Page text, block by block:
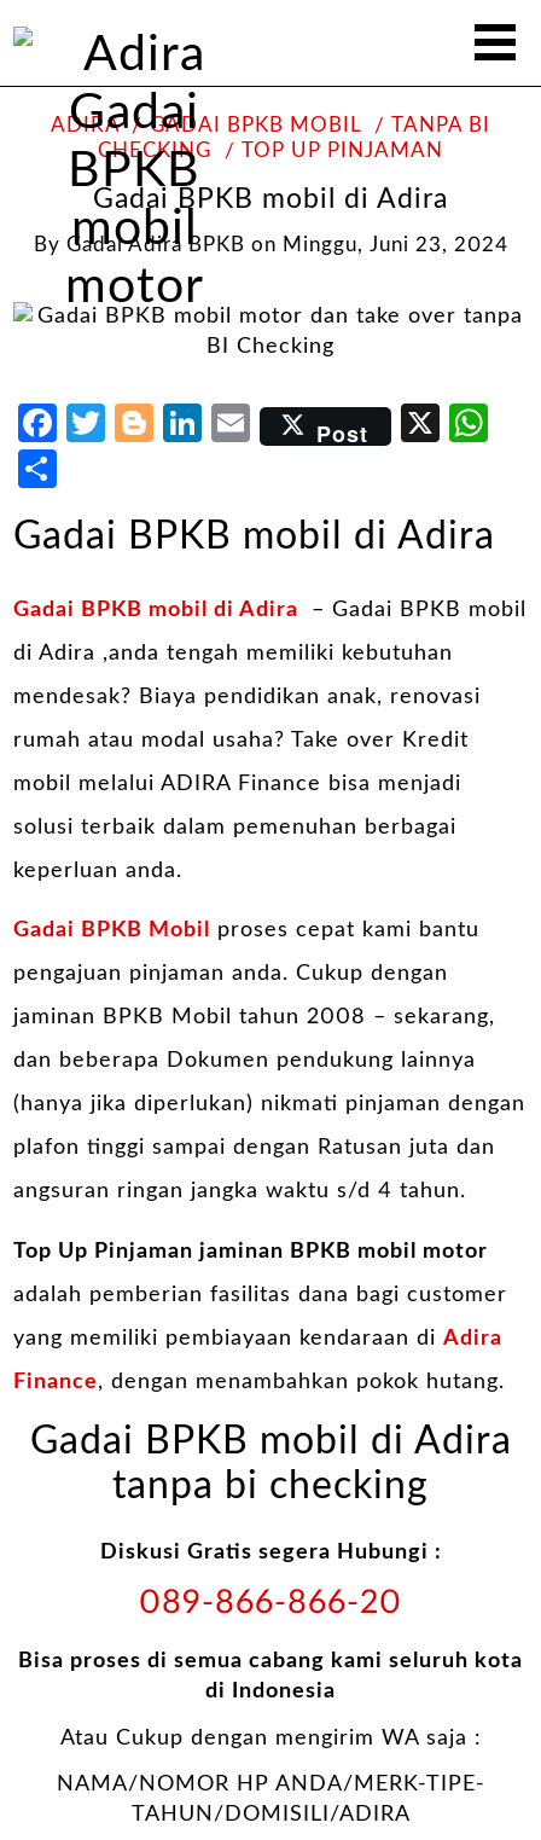
ADIRA GADAI BPKB MOBIL
TANPA BI
CHECKING
TOP UP PINJAMAN
Gadai BPKB mobil di Adira
By Gadai Adira BPKB on Minggu, Juni 23, 2024
Facebook
Twitter
Blogger
LinkedIn
Email
Post X
Gadai BPKB mobil di Adira
Gadai BPKB mobil di Adira
– Gadai BPKB mobil
di Adira ,anda tengah memiliki kebutuhan
mendesak? Biaya pendidikan anak, renovasi
rumah atau modal usaha? Take over Kredit
mobil melalui ADIRA Finance bisa menjadi
solusi terbaik dalam pemenuhan berbagai
keperluan anda.
Gadai BPKB Mobil
proses cepat kami bantu
pengajuan pinjaman anda. Cukup dengan
jaminan BPKB Mobil tahun 2008 – sekarang,
dan beberapa Dokumen pendukung lainnya
(hanya jika diperlukan) nikmati pinjaman dengan
plafon tinggi sampai dengan Ratusan juta dan
angsuran ringan jangka waktu s/d 4 tahun.
Top Up Pinjaman jaminan BPKB mobil motor
adalah pemberian fasilitas dana bagi customer
yang memiliki pembiayaan kendaraan diAdira
Finance, dengan menambahkan pokok hutang.
Gadai BPKB mobil di Adira
tanpa bi checking
Diskusi Gratis segera Hubungi :
089-866-866-20
Bisa proses di semua cabang kami seluruh kota
di Indonesia
Atau Cukup dengan mengirim WA saja :
NAMA/NOMOR HP ANDA/MERK-TIPE-
TAHUN/DOMISILI/ADIRA